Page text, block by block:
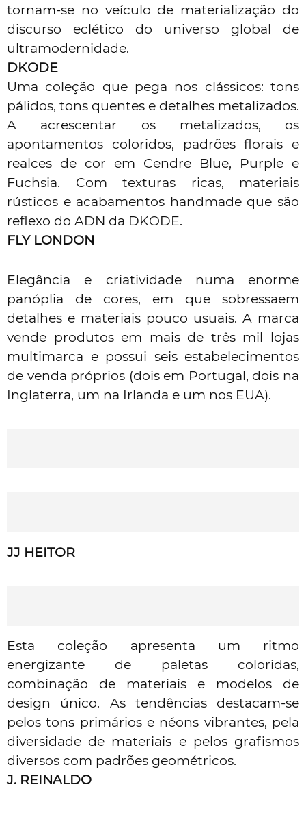
tornam-se no veículo de materialização do
discurso eclético do universo global de
ultramodernidade.
DKODE
Uma coleção que pega nos clássicos: tons
pálidos, tons quentes e detalhes metalizados.
A acrescentar os metalizados, os
apontamentos coloridos, padrões florais e
realces de cor em Cendre Blue, Purple e
Fuchsia. Com texturas ricas, materiais
rústicos e acabamentos handmade que são
reflexo do ADN da DKODE.
FLY LONDON
Elegância e criatividade numa enorme
panóplia de cores, em que sobressaem
detalhes e materiais pouco usuais. A marca
vende produtos em mais de três mil lojas
multimarca e possui seis estabelecimentos
de venda próprios (dois em Portugal, dois na
Inglaterra, um na Irlanda e um nos EUA).
JJ HEITOR
Esta coleção apresenta um ritmo
energizante de paletas coloridas,
combinação de materiais e modelos de
design único. As tendências destacam-se
pelos tons primários e néons vibrantes, pela
diversidade de materiais e pelos grafismos
diversos com padrões geométricos.
J. REINALDO